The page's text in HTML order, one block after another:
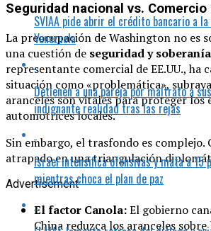
Seguridad nacional vs.
La preocupación de Washington no es
una cuestión de seguridad y soberanía
representante comercial de EE.UU., ha
situación como «problemática»,
aranceles son vitales para proteger los
automotrices locales.
Sin embargo, el trasfondo es complejo.
atrapado en una triangulación
Advertisement
El factor Canola:El gobierno
China reduzca los aranceles sobre
SVIAA pide abrir el crédito bancario a
Venezuela
Detienen a una pareja por maltrato a
indignante realidad tras las rejas
Israel intensifica ofensivas y mata a 15
mientras choca el plan de paz